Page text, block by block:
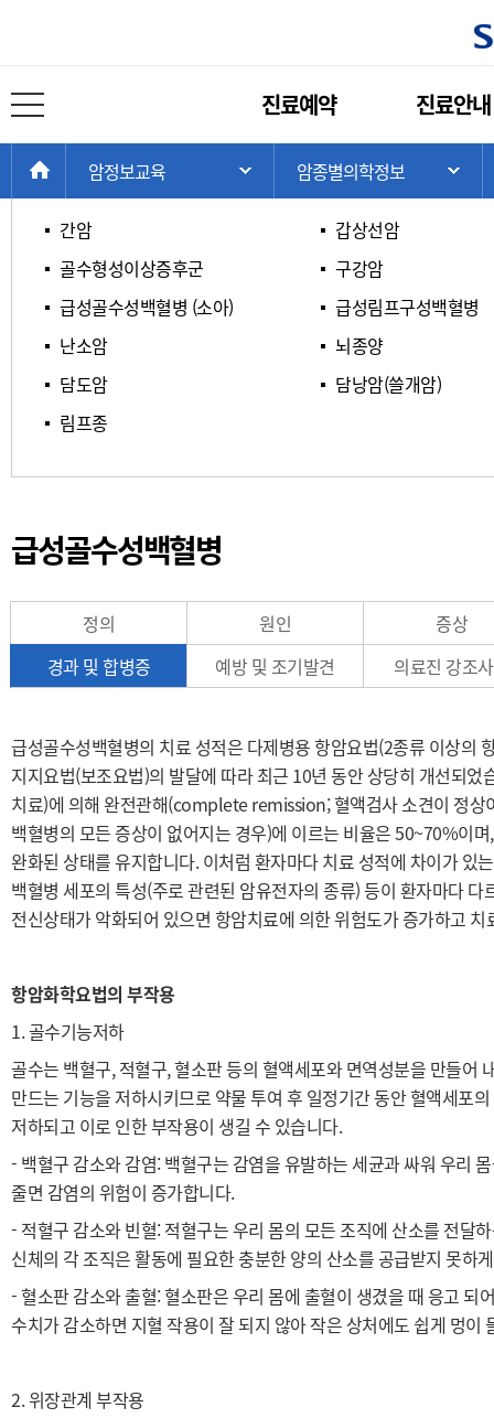
메
진료예약 진료안내
HOME
암정보교육 주 메뉴 목록 열기
암종별의학정보
ㅁ / ㅂ / ㅅ /
간암
갑상선암
골수형성이상증후군
구강암
급성골수성백혈병 (소아)
급성림프구성백혈병
난소암
뇌종양
담도암
담낭암(쓸개암)
림프종
급성골수성백혈병
정의 원인
증상
경과 및 합병증
예방 및 조기발견 의료진 강조
급성골수성백혈병의 치료 성적은 다제병용 항암요법(2종류 이상의
지지요법(보조요법)의 발달에 따라 최근 10년 동안 상당히 개선되
치료)에 의해 완전관해(complete remission; 혈액검사 소견이 정상
백혈병의 모든 증상이 없어지는 경우)에 이르는 비율은 50~70%이
완화된 상태를 유지합니다. 이처럼 환자마다 치료 성적에 차이가 있
백혈병 세포의 특성(주로 관련된 암유전자의 종류) 등이 환자마다
전신상태가 악화되어 있으면 항암치료에 의한 위험도가 증가하고
항암화학요법의 부작용
1. 골수기능저하
골수는 백혈구, 적혈구, 혈소판 등의 혈액세포와 면역성분을 만들어
만드는 기능을 저하시키므로 약물 투여 후 일정기간 동안 혈액세포
저하되고 이로 인한 부작용이 생길 수 있습니다.
- 백혈구 감소와 감염: 백혈구는 감염을 유발하는 세균과 싸워 우리
줄면 감염의 위험이 증가합니다.
- 적혈구 감소와 빈혈: 적혈구는 우리 몸의 모든 조직에 산소를 전달
신체의 각조직은 활동에 필요한 충분한 양의 산소를 공급받지 못하
- 혈소판 감소와 출혈: 혈소판은 우리 몸에 출혈이 생겼을 때 응고 되
수치가 감소하면 지혈 작용이 잘 되지 않아 작은 상처에도 쉽게 멍이
2.위장관계 부작용